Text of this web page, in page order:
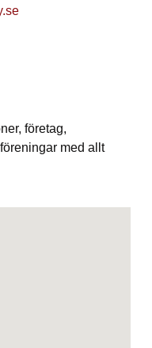
företag,
med allt